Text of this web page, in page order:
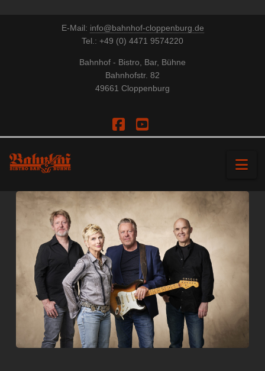
E-Mail: info@bahnhof-cloppenburg.de
Tel.: +49 (0) 4471 9574220
Bahnhof - Bistro, Bar, Bühne
Bahnhofstr. 82
49661 Cloppenburg
Facebook
YouTube